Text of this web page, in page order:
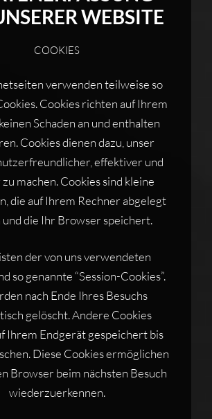
WEBSITE
COOKIES
verwenden teilweise so
Cookies richten auf Ihrem
Schaden an und enthalten
Cookies dienen dazu, unser
effektiver und
machen. Cookies sind kleine
die auf Ihrem Rechner abgelegt
die Ihr Browser speichert.
der von uns verwendeten
so genannte “Session-Cookies”.
nach Ende Ihres Besuchs
gelöscht. Andere Cookies
Ihrem Endgerät gespeichert bis
Diese Cookies ermöglichen
Browser beim nächsten Besuch
wiederzuerkennen.